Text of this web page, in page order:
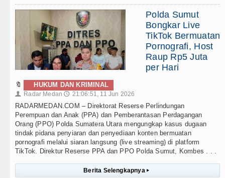
Polda Sumut
Bongkar Live
TikTok Bermuatan
Pornografi, Host
Raup Rp5 Juta
per Hari
🔖 HUKUM DAN KRIMINAL
👤 Radar Medan 🕔 21:06:51, 11 Jun 2026
RADARMEDAN.COM – Direktorat Reserse Perlindungan
Perempuan dan Anak (PPA) dan Pemberantasan Perdagangan
Orang (PPO) Polda Sumatera Utara mengungkap kasus dugaan
tindak pidana penyiaran dan penyediaan konten bermuatan
pornografi melalui siaran langsung (live streaming) di platform
TikTok. Direktur Reserse PPA dan PPO Polda Sumut, Kombes . . .
Berita Selengkapnya ▸